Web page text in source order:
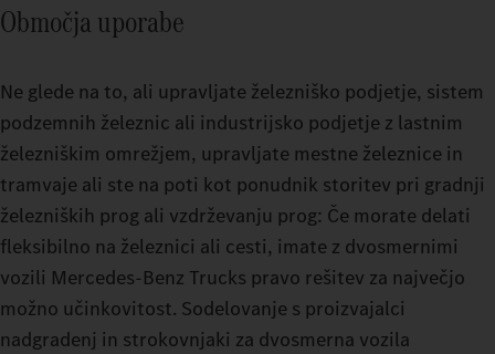
Območja uporabe
Ne glede na to, ali upravljate železniško podjetje, sistem
podzemnih železnic ali industrijsko podjetje z lastnim
železniškim omrežjem, upravljate mestne železnice in
tramvaje ali ste na poti kot ponudnik storitev pri gradnji
železniških prog ali vzdrževanju prog: Če morate delati
fleksibilno na železnici ali cesti, imate z dvosmernimi
vozili Mercedes‑Benz Trucks pravo rešitev za največjo
možno učinkovitost. Sodelovanje s proizvajalci
nadgradenj in strokovnjaki za dvosmerna vozila